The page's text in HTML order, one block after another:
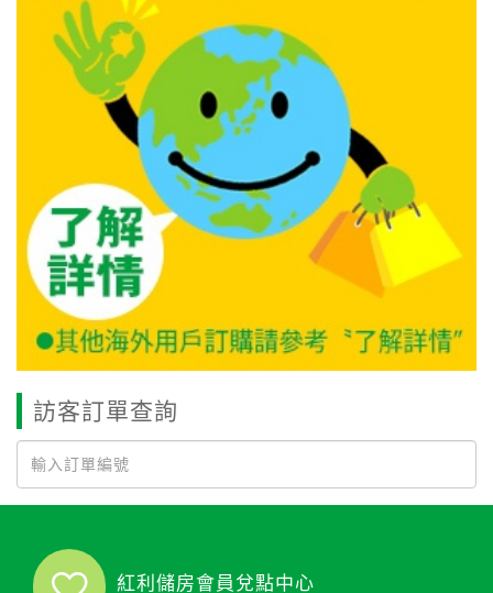
訪客訂單查詢
紅利儲房會員兌點中心